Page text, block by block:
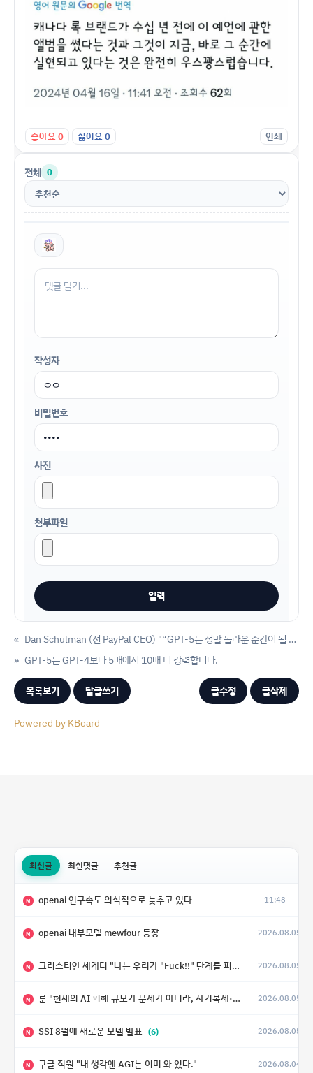
좋아요0 싫어요0 인쇄
전체 0
작성자
비밀번호
사진
첨부파일
«
Dan Schulman (전 PayPal CEO) "“GPT-5는 정말 놀라운 순간이 될 것"
GPT-5는 GPT-4보다 5배에서 10배 더 강력합니다.
»
목록보기 답글쓰기 글수정 글삭제
Powered by KBoard
최신글 최신댓글 추천글
N openai 연구속도 의식적으로 늦추고 있다 11:48
N openai 내부모델 mewfour 등장 2026.08.05
N 크리스티안 세게디 "나는 우리가 "Fuck!!" 단계를 피할 수 있기를 바랄 뿐" 2026.08.05
N 룬 "현재의 AI 피해 규모가 문제가 아니라, 자기복제·탈출·확산이 가능한 지능형 시스템의 피해에는 이론적으로 상한이 없다는 것이 문제" 2026.08.05
N SSI 8월에 새로운 모델 발표 (6) 2026.08.05
N 구글 직원 "내 생각엔 AGI는 이미 와 있다." 2026.08.04